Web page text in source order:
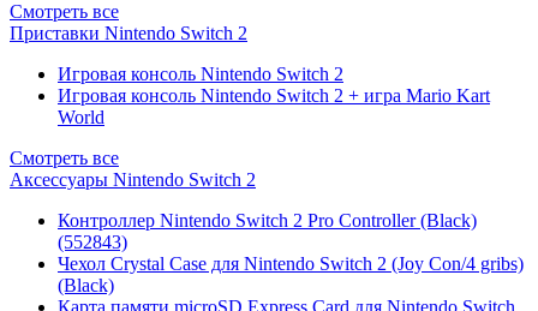
Смотреть все
Приставки Nintendo Switch 2
Игровая консоль Nintendo Switch 2
Игровая консоль Nintendo Switch 2 + игра Mario Kart
World
Смотреть все
Аксессуары Nintendo Switch 2
Контроллер Nintendo Switch 2 Pro Controller (Black)
(552843)
Чехол Сrystal Сase для Nintendo Switch 2 (Joy Con/4 gribs)
(Black)
Карта памяти microSD Express Card для Nintendo Switch